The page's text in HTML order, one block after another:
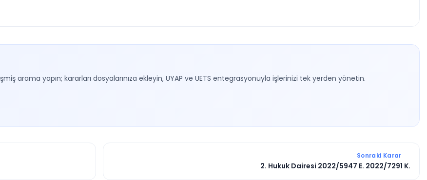
arama yapın; kararları dosyalarınıza ekleyin, UYAP ve UETS entegrasyonuyla işlerinizi tek yerden yönetin.
Sonraki Karar
2. Hukuk Dairesi 2022/5947 E. 2022/7291 K.